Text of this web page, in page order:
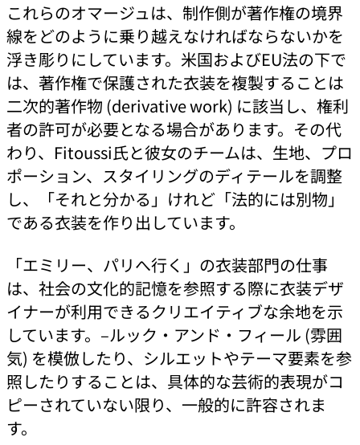
これらのオマージュは、制作側が著作権の境界
線をどのように乗り越えなければならないかを
浮き彫りにしています。米国およびEU法の下で
は、著作権で保護された衣装を複製することは
二次的著作物 (derivative work) に該当し、権利
者の許可が必要となる場合があります。その代
わり、Fitoussi氏と彼女のチームは、生地、プロ
ポーション、スタイリングのディテールを調整
し、「それと分かる」けれど「法的には別物」
である衣装を作り出しています。
「エミリー、パリへ行く」の衣装部門の仕事
は、社会の文化的記憶を参照する際に衣装デザ
イナーが利用できるクリエイティブな余地を示
しています。–ルック・アンド・フィール (雰囲
気) を模倣したり、シルエットやテーマ要素を参
照したりすることは、具体的な芸術的表現がコ
ピーされていない限り、一般的に許容されま
す。